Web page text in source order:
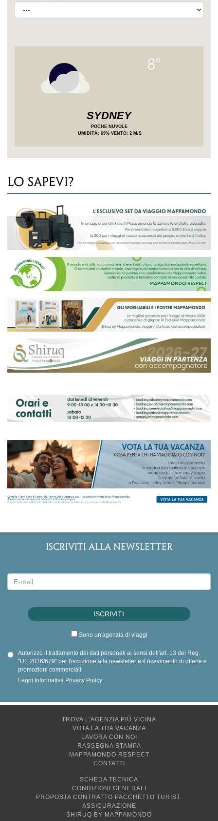
8°
SYDNEY
POCHE NUVOLE
UMIDITÀ: 69% VENTO: 2 M/S
LO SAPEVI?
ISCRIVITI ALLA NEWSLETTER
Sono un'agenzia di viaggi
Autorizzo il trattamento dei dati personali ai sensi dell'art. 13 del Reg.
"UE 2016/679" per l'iscrizione alla newsletter e il ricevimento di offerte e
promozioni commerciali
Leggi Informativa Privacy Policy
TROVA L'AGENZIA PIÙ VICINA
VOTA LA TUA VACANZA
LAVORA CON NOI
RASSEGNA STAMPA
MAPPAMONDO RESPECT
CONTATTI
SCHEDA TECNICA
CONDIZIONI GENERALI
PROPOSTA CONTRATTO PACCHETTO TURIST.
ASSICURAZIONE
SHIRUQ BY MAPPAMONDO